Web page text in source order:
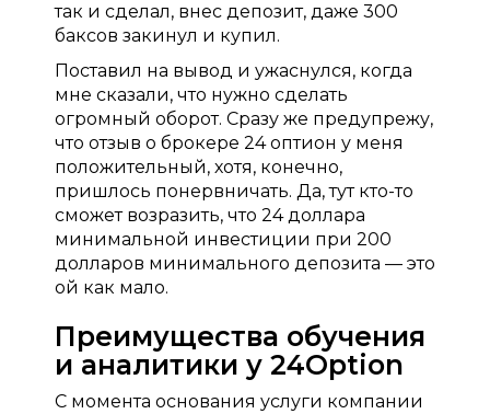
так и сделал, внес депозит, даже 300
баксов закинул и купил.
Поставил на вывод и ужаснулся, когда
мне сказали, что нужно сделать
огромный оборот. Сразу же предупрежу,
что отзыв о брокере 24 оптион у меня
положительный, хотя, конечно,
пришлось понервничать. Да, тут кто-то
сможет возразить, что 24 доллара
минимальной инвестиции при 200
долларов минимального депозита — это
ой как мало.
Преимущества обучения
и аналитики у 24Option
С момента основания услуги компании